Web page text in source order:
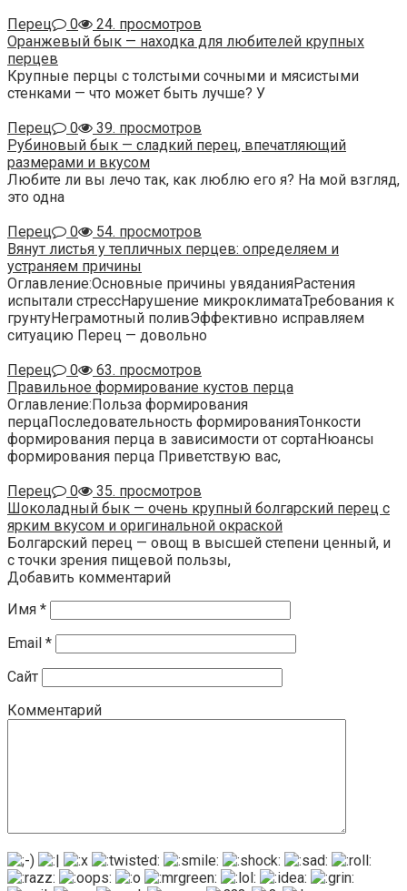
Перец
0
24. просмотров
Оранжевый бык — находка для любителей крупных
перцев
Крупные перцы с толстыми сочными и мясистыми
стенками — что может быть лучше? У
Перец
0
39. просмотров
Рубиновый бык — сладкий перец, впечатляющий
размерами и вкусом
Любите ли вы лечо так, как люблю его я? На мой взгляд,
это одна
Перец
0
54. просмотров
Вянут листья у тепличных перцев: определяем и
устраняем причины
Оглавление:Основные причины увяданияРастения
испытали стрессНарушение микроклиматаТребования к
грунтуНеграмотный поливЭффективно исправляем
ситуацию Перец — довольно
Перец
0
63. просмотров
Правильное формирование кустов перца
Оглавление:Польза формирования
перцаПоследовательность формированияТонкости
формирования перца в зависимости от сортаНюансы
формирования перца Приветствую вас,
Перец
0
35. просмотров
Шоколадный бык — очень крупный болгарский перец с
ярким вкусом и оригинальной окраской
Болгарский перец — овощ в высшей степени ценный, и
с точки зрения пищевой пользы,
Добавить комментарий
Имя *
Email *
Сайт
Комментарий